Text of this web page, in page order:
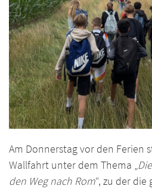
Am Donnerstag vor den Ferien
Wallfahrt unter dem Thema „
den Weg nach Rom“, zu der